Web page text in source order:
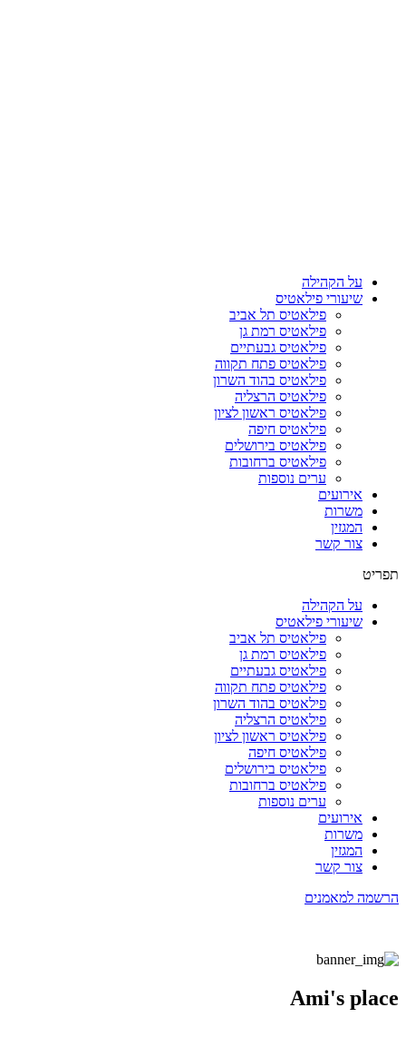
על הקהילה
שיעורי פילאטיס
פילאטיס תל אביב
פילאטיס רמת גן
פילאטיס גבעתיים
פילאטיס פתח תקווה
פילאטיס בהוד השרון
פילאטיס הרצליה
פילאטיס ראשון לציון
פילאטיס חיפה
פילאטיס בירושלים
פילאטיס ברחובות
ערים נוספות
אירועים
משרות
המגזין
צור קשר
תפריט
על הקהילה
שיעורי פילאטיס
פילאטיס תל אביב
פילאטיס רמת גן
פילאטיס גבעתיים
פילאטיס פתח תקווה
פילאטיס בהוד השרון
פילאטיס הרצליה
פילאטיס ראשון לציון
פילאטיס חיפה
פילאטיס בירושלים
פילאטיס ברחובות
ערים נוספות
אירועים
משרות
המגזין
צור קשר
הרשמה למאמנים
Ami's place